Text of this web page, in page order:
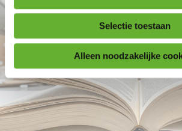
Selectie toestaan
Alleen noodzakelijke